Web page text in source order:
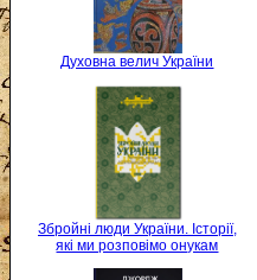
Духовна велич України
Збройні люди України. Історії,
які ми розповімо онукам